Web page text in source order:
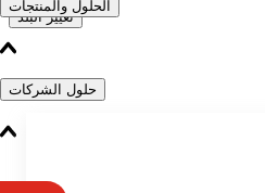
الحلول والمنتجات
حلول الشركات
الخدمات السريعة
تغيير البلد